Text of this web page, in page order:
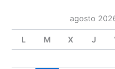
agosto
L M X J